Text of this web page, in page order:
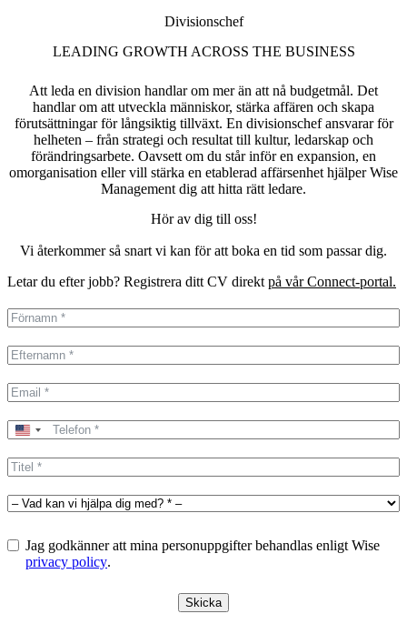
Divisionschef
LEADING GROWTH ACROSS THE BUSINESS
Att leda en division handlar om mer än att nå budgetmål. Det
handlar om att utveckla människor, stärka affären och skapa
förutsättningar för långsiktig tillväxt. En divisionschef ansvarar för
helheten – från strategi och resultat till kultur, ledarskap och
förändringsarbete. Oavsett om du står inför en expansion, en
omorganisation eller vill stärka en etablerad affärsenhet hjälper Wise
Management dig att hitta rätt ledare.
Hör av dig till oss!
Vi återkommer så snart vi kan för att boka en tid som passar dig.
Letar du efter jobb? Registrera ditt CV direkt på vår Connect-portal.
United
+1
Jag godkänner att mina personuppgifter behandlas enligt Wise
privacy policy.
Skicka